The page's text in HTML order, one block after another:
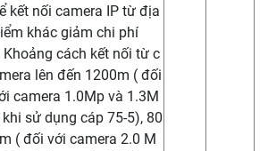
kết nối camera IP từ địa
khác giảm chi phí
Khoảng cách kết nối từ c
lên đến 1200m ( đối
camera 1.0Mp và 1.3M
khi sử dụng cáp 75-5), 80
( đối với camera 2.0 M